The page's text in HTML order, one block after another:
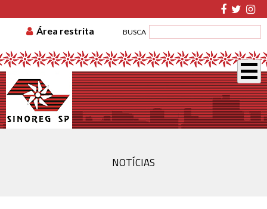
TABELA DE CUSTAS ASSOCIE-SE
GUIA DE
BUSCA
Área restrita
NOTÍCIAS